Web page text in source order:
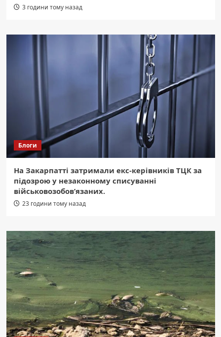
3 години тому назад
Блоги
На Закарпатті затримали екс-керівників ТЦК за
підозрою у незаконному списуванні
військовозобов’язаних.
23 години тому назад